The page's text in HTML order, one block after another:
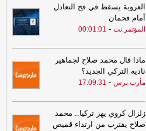
العروبة يسقط في فخ التعادل
أمام فحمان
المؤتمر.نت -
00:01:01
ماذا قال محمد صلاح لجماهير
ناديه التركي الجديد؟
مأرب برس -
17:09:31
زلزال كروي يهز تركيا.. محمد
صلاح يقترب من ارتداء قميص